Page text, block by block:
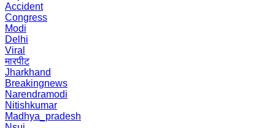
Accident
Congress
Modi
Delhi
Viral
मारपीट
Jharkhand
Breakingnews
Narendramodi
Nitishkumar
Madhya_pradesh